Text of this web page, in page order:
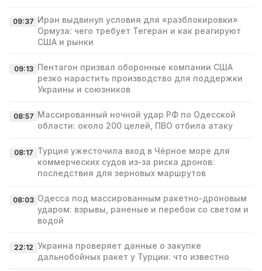
09:37 Иран выдвинул условия для «разблокировки»
Ормуза: чего требует Тегеран и как реагируют
США и рынки
09:13 Пентагон призвал оборонные компании США
резко нарастить производство для поддержки
Украины и союзников
08:57 Массированный ночной удар РФ по Одесской
области: около 200 целей, ПВО отбила атаку
08:17 Турция ужесточила вход в Чёрное море для
коммерческих судов из‑за риска дронов:
последствия для зерновых маршрутов
08:03 Одесса под массированным ракетно‑дроновым
ударом: взрывы, раненые и перебои со светом и
водой
22:12 Украина проверяет данные о закупке
дальнобойных ракет у Турции: что известно